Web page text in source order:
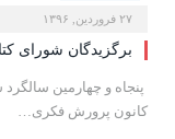
۲۷ فروردین, ۱۳۹۶
برگزیدگان شورای
کانون پرورش فکری…